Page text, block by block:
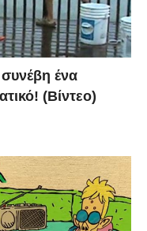
ένα
(Βίντεο)